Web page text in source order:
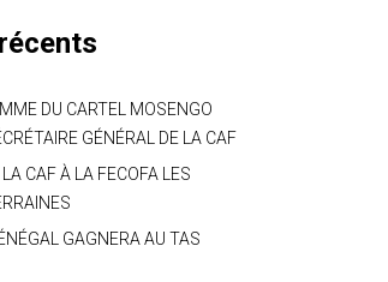
DU CARTEL MOSENGO
GÉNÉRAL DE LA CAF
CAF À LA FECOFA LES
GAGNERA AU TAS